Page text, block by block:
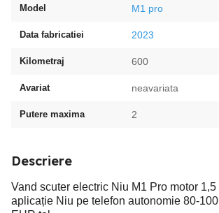
Model M1 pro
Data fabricatiei 2023
Kilometraj 600
Avariat neavariata
Putere maxima 2
Descriere
Vand scuter electric Niu M1 Pro motor
aplicație Niu pe telefon autonomie 80-